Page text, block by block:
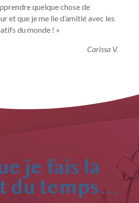
quelque chose de
et que je me lie d’amitié avec les
du monde ! »
Carissa V.
je fais la
du temps…